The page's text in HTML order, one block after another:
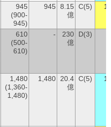
945
(900-
945)
945
8.15
億
C(5)
610
(500-
610)
-
230
億
D(3)
1,480
(1,360-
1,480)
1,480
20.4
億
C(5)